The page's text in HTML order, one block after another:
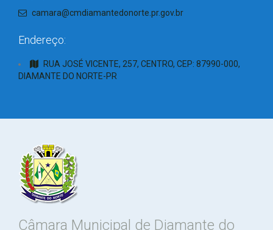
camara@cmdiamantedonorte.pr.gov.br
Endereço:
RUA JOSÉ VICENTE, 257, CENTRO, CEP: 87990-000,
DIAMANTE DO NORTE-PR
Câmara Municipal de Diamante do